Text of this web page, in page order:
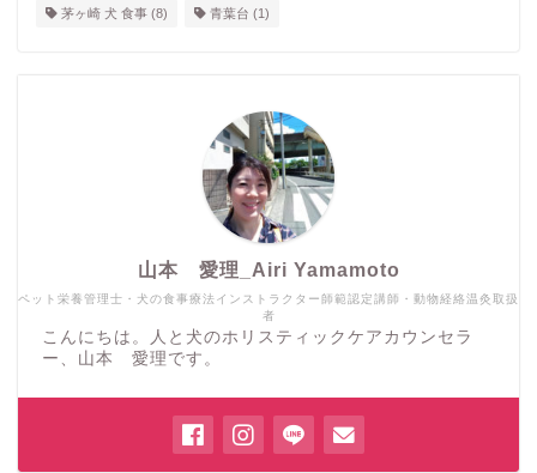
茅ヶ崎 犬 食事 (8) 青葉台 (1)
ペット栄養管理士・犬の食事療法インストラクター師範認定講師・動物経絡温灸取扱
者
山本 愛理_Airi Yamamoto
こんにちは。人と犬のホリスティックケアカウンセラ
ー、山本 愛理です。